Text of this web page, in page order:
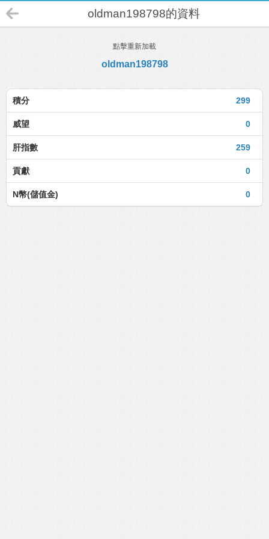
oldman198798的資料
點擊重新加載
oldman198798
299
積分
0
威望
259
肝指數
0
貢獻
0
N幣(儲值金)